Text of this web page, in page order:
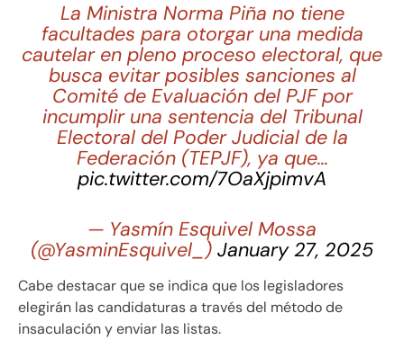
La Ministra Norma Piña no tiene
facultades para otorgar una medida
cautelar en pleno proceso electoral, que
busca evitar posibles sanciones al
Comité de Evaluación del PJF por
incumplir una sentencia del Tribunal
Electoral del Poder Judicial de la
Federación (TEPJF), ya que…
pic.twitter.com/7OaXjpimvA
— Yasmín Esquivel Mossa
(@YasminEsquivel_) January 27, 2025
Cabe destacar que se indica que los legisladores
elegirán las candidaturas a través del método de
insaculación y enviar las listas.